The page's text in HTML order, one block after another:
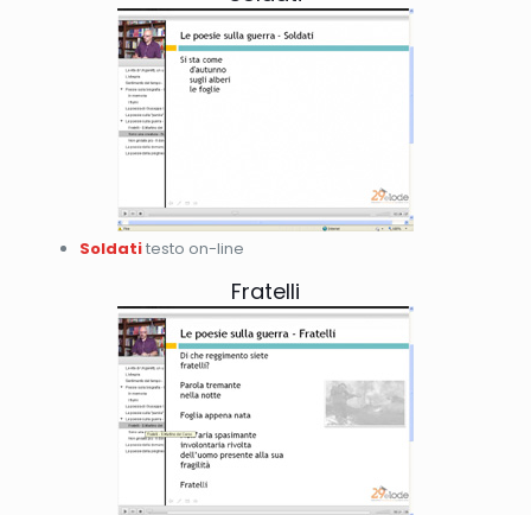
Soldatitesto on-line
Fratelli